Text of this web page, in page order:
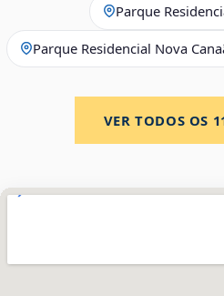
Parque
Parque Residencial Nova
VER TODOS OS